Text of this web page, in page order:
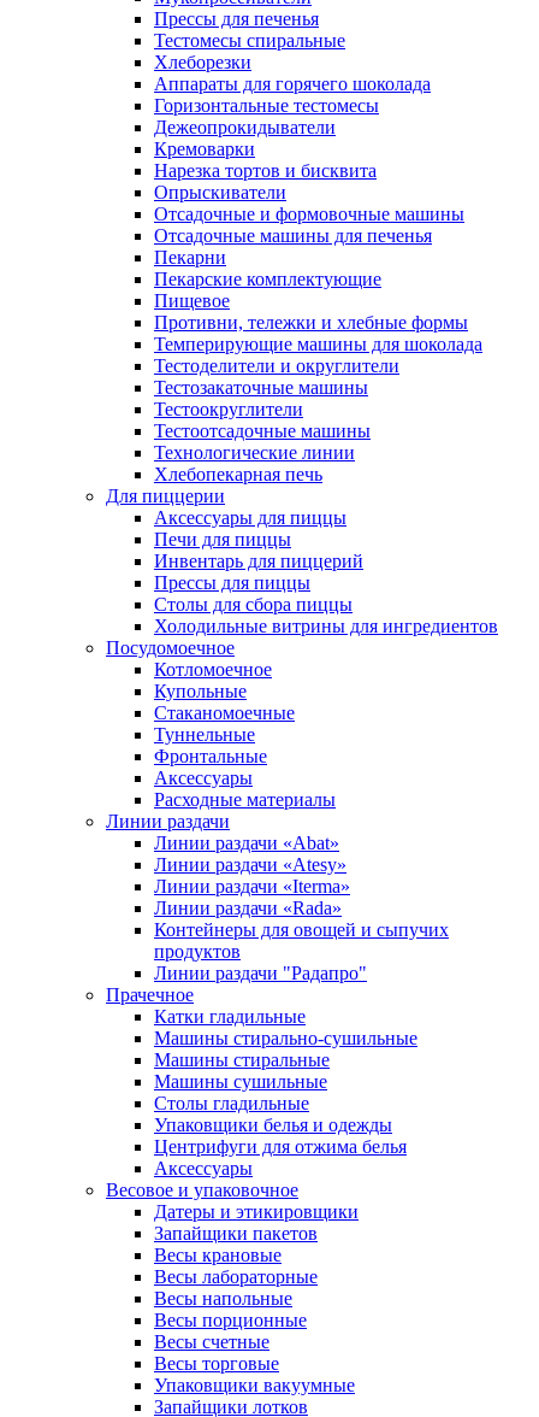
Прессы для печенья
Тестомесы спиральные
Хлеборезки
Аппараты для горячего шоколада
Горизонтальные тестомесы
Дежеопрокидыватели
Кремоварки
Нарезка тортов и бисквита
Опрыскиватели
Отсадочные и формовочные машины
Отсадочные машины для печенья
Пекарни
Пекарские комплектующие
Пищевое
Противни, тележки и хлебные формы
Темперирующие машины для шоколада
Тестоделители и округлители
Тестозакаточные машины
Тестоокруглители
Тестоотсадочные машины
Технологические линии
Хлебопекарная печь
Для пиццерии
Аксессуары для пиццы
Печи для пиццы
Инвентарь для пиццерий
Прессы для пиццы
Столы для сбора пиццы
Холодильные витрины для ингредиентов
Посудомоечное
Котломоечное
Купольные
Стаканомоечные
Туннельные
Фронтальные
Аксессуары
Расходные материалы
Линии раздачи
Линии раздачи «Abat»
Линии раздачи «Atesy»
Линии раздачи «Iterma»
Линии раздачи «Rada»
Контейнеры для овощей и сыпучих
продуктов
Линии раздачи "Радапро"
Прачечное
Катки гладильные
Машины стирально-сушильные
Машины стиральные
Машины сушильные
Столы гладильные
Упаковщики белья и одежды
Центрифуги для отжима белья
Аксессуары
Весовое и упаковочное
Датеры и этикировщики
Запайщики пакетов
Весы крановые
Весы лабораторные
Весы напольные
Весы порционные
Весы счетные
Весы торговые
Упаковщики вакуумные
Запайщики лотков